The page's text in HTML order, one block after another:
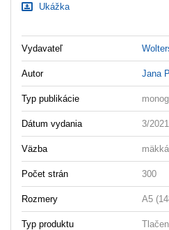
Ukážka
Vydavateľ
Autor Jana
Typ publikácie
Dátum vydania 3/2021
Väzba mäkká
Počet strán 300
Rozmery A5
Typ produktu